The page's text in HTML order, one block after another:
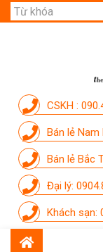
CSKH :
Bán lẻ Nam
Bán lẻ Bắc
Đại lý:
Khách sạn:
DỊCH VỤ
CẨM NANG
THÀNH VIÊN
KHUYẾN MÃI
SỰ KIỆN THƯƠNG
LIÊN HỆ